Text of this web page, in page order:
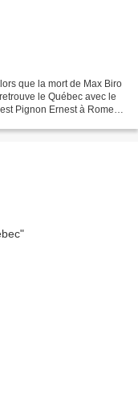
que la mort de Max Biro
le Québec avec le
Pignon Ernest à Rome